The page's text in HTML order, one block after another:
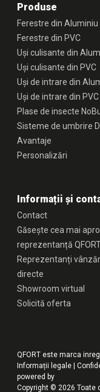
Produse
Ferestre din Aluminiu
Ferestre din PVC
Uși culisante din
Uși culisante din PVC
Uși de intrare din
Uși de intrare din PVC
Plase de insecte
Sisteme de umbrire
Avantaje
Personalizări
Informații și
Contact
Găsește cea mai
reprezentanță
Reprezentanți
directe
Showroom virtual
Solicită oferta
QFORT este marca
Informații legale |
powered by
Copyright © 2026 Toate